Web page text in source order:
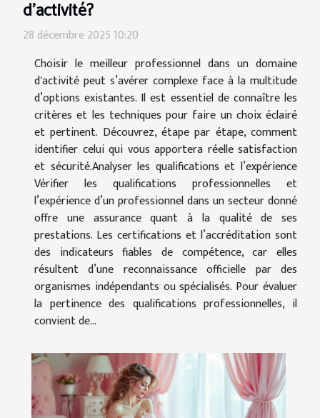
d'activité?
28 décembre 2025 10:20
Choisir le meilleur professionnel dans un domaine
d'activité peut s’avérer complexe face à la multitude
d’options existantes. Il est essentiel de connaître les
critères et les techniques pour faire un choix éclairé
et pertinent. Découvrez, étape par étape, comment
identifier celui qui vous apportera réelle satisfaction
et sécurité.Analyser les qualifications et l’expérience
Vérifier les qualifications professionnelles et
l’expérience d’un professionnel dans un secteur donné
offre une assurance quant à la qualité de ses
prestations. Les certifications et l’accréditation sont
des indicateurs fiables de compétence, car elles
résultent d’une reconnaissance officielle par des
organismes indépendants ou spécialisés. Pour évaluer
la pertinence des qualifications professionnelles, il
convient de...